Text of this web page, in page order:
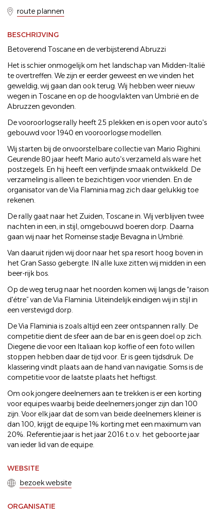
route plannen
BESCHRIJVING
Betoverend Toscane en de verbijsterend Abruzzi
Het is schier onmogelijk om het landschap van Midden-Italië
te overtreffen. We zijn er eerder geweest en we vinden het
geweldig, wij gaan dan ook terug. Wij hebben weer nieuw
wegen in Toscane en op de hoogvlakten van Umbrië en de
Abruzzen gevonden.
De vooroorlogse rally heeft 25 plekken en is open voor auto's
gebouwd voor 1940 en vooroorlogse modellen.
Wij starten bij de onvoorstelbare collectie van Mario Righini.
Geurende 80 jaar heeft Mario auto's verzameld als ware het
postzegels. En hij heeft een verfijnde smaak ontwikkeld. De
verzameling is alleen te bezichtigen voor vrienden. En de
organisator van de Via Flaminia mag zich daar gelukkig toe
rekenen.
De rally gaat naar het Zuiden, Toscane in. Wij verblijven twee
nachten in een, in stijl, omgebouwd boeren dorp. Daarna
gaan wij naar het Romeinse stadje Bevagna in Umbrië.
Van daaruit rijden wij door naar het spa resort hoog boven in
het Gran Sasso gebergte. IN alle luxe zitten wij midden in een
beer-rijk bos.
Op de weg terug naar het noorden komen wij langs de “raison
d'étre” van de Via Flaminia. Uiteindelijk eindigen wij in stijl in
een verstevigd dorp.
De Via Flaminia is zoals altijd een zeer ontspannen rally. De
competitie dient de sfeer aan de bar en is geen doel op zich.
Diegene die voor een Italiaan kop koffie of een foto willen
stoppen hebben daar de tijd voor. Er is geen tijdsdruk. De
klassering vindt plaats aan de hand van navigatie. Soms is de
competitie voor de laatste plaats het heftigst.
Om ook jongere deelnemers aan te trekken is er een korting
voor equipes waarbij beide deelnemers jonger zijn dan 100
zijn. Voor elk jaar dat de som van beide deelnemers kleiner is
dan 100, krijgt de equipe 1% korting met een maximum van
20%. Referentie jaar is het jaar 2016 t.o.v. het geboorte jaar
van ieder lid van de equipe.
WEBSITE
bezoek website
ORGANISATIE